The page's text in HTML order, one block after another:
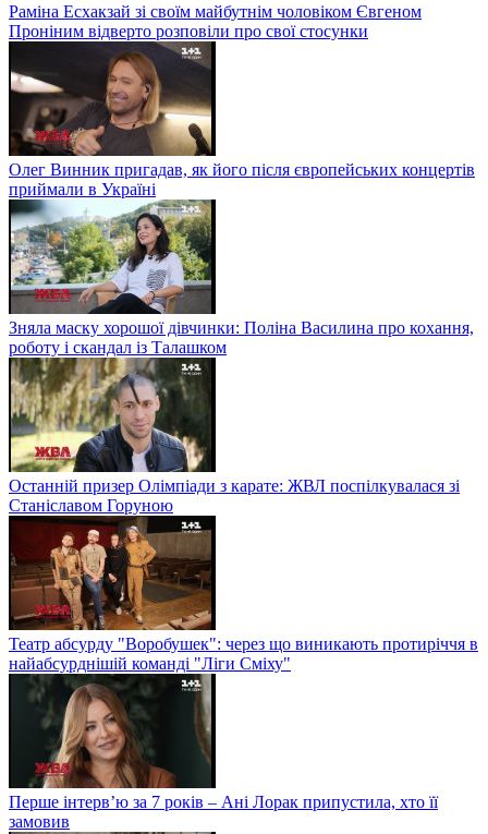
Раміна Есхакзай зі своїм майбутнім чоловіком Євгеном
Проніним відверто розповіли про свої стосунки
Олег Винник пригадав, як його після європейських концертів
приймали в Україні
Зняла маску хорошої дівчинки: Поліна Василина про кохання,
роботу і скандал із Талашком
Останній призер Олімпіади з карате: ЖВЛ поспілкувалася зі
Станіславом Горуною
Театр абсурду "Воробушек": через що виникають протиріччя в
найабсурднішій команді "Ліги Сміху"
Перше інтерв’ю за 7 років – Ані Лорак припустила, хто її
замовив